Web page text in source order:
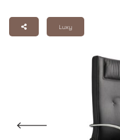
Luxy